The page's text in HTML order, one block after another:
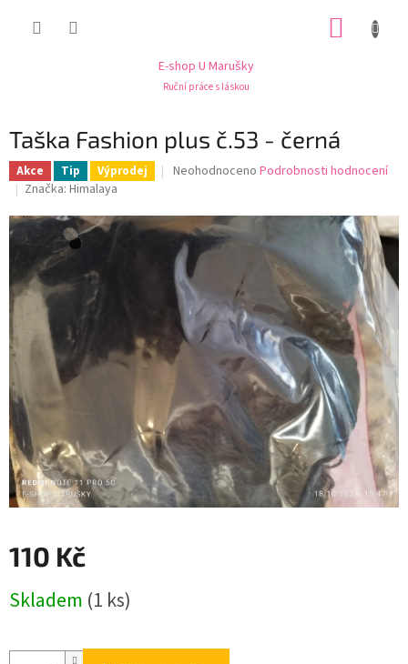
E-shop U Marušky
Ruční práce s láskou
Taška Fashion plus č.53 - černá
Akce Tip Výprodej
Průměrné
je
0,0
z
hvězdiček.
Neohodnoceno Podrobnosti hodnocení
Značka: Himalaya
110 Kč
cena:
Skladem (1 ks)